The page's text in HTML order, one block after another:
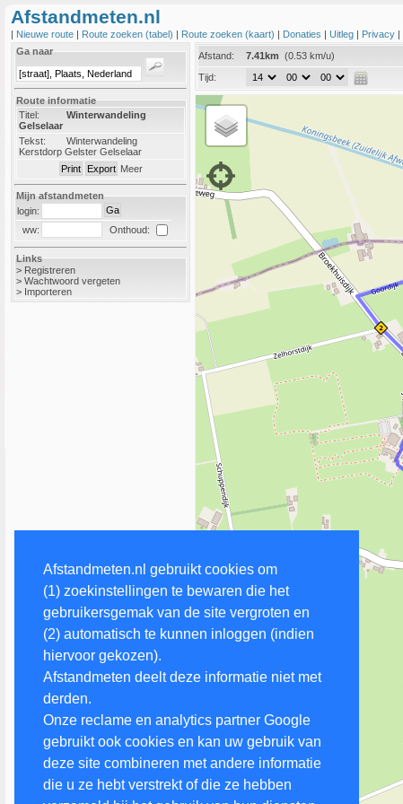
Afstandmeten.nl gebruikt cookies om
(1) zoekinstellingen te bewaren die het
gebruikersgemak van de site vergroten en
(2) automatisch te kunnen inloggen (indien
hiervoor gekozen).
Afstandmeten deelt deze informatie niet met
derden.
Onze reclame en analytics partner Google
gebruikt ook cookies en kan uw gebruik van
deze site combineren met andere informatie
die u ze hebt verstrekt of die ze hebben
Afstandmeten.nl
| Nieuwe route | Route zoeken (tabel) | Route zoeken (kaart) | Donaties | Uitleg | Privacy |
Ga naar
Route informatie
Titel:
Winterwandeling
Gelselaar
Tekst:
Winterwandeling
Kerstdorp Gelster Gelselaar
Meer
Mijn afstandmeten
login:
ww:
Onthoud:
Links
> Registreren
> Wachtwoord vergeten
> Importeren
Afstand: 7.41km
(0.53 km/u)
Tijd: